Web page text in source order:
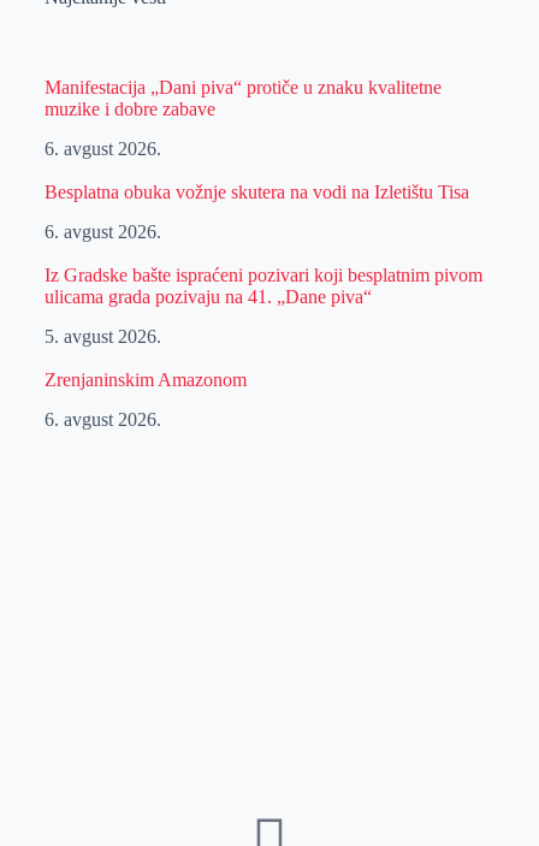
Manifestacija „Dani piva“ protiče u znaku kvalitetne
muzike i dobre zabave
6. avgust 2026.
Besplatna obuka vožnje skutera na vodi na Izletištu Tisa
6. avgust 2026.
Iz Gradske bašte ispraćeni pozivari koji besplatnim pivom
ulicama grada pozivaju na 41. „Dane piva“
5. avgust 2026.
Zrenjaninskim Amazonom
6. avgust 2026.